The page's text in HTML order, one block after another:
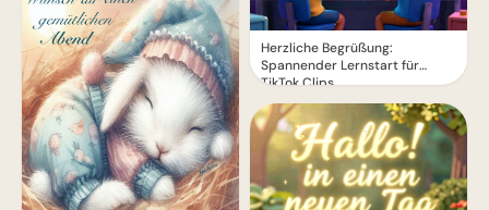
Herzliche Begrüßung:
Spannender Lernstart für
TikTok Clips